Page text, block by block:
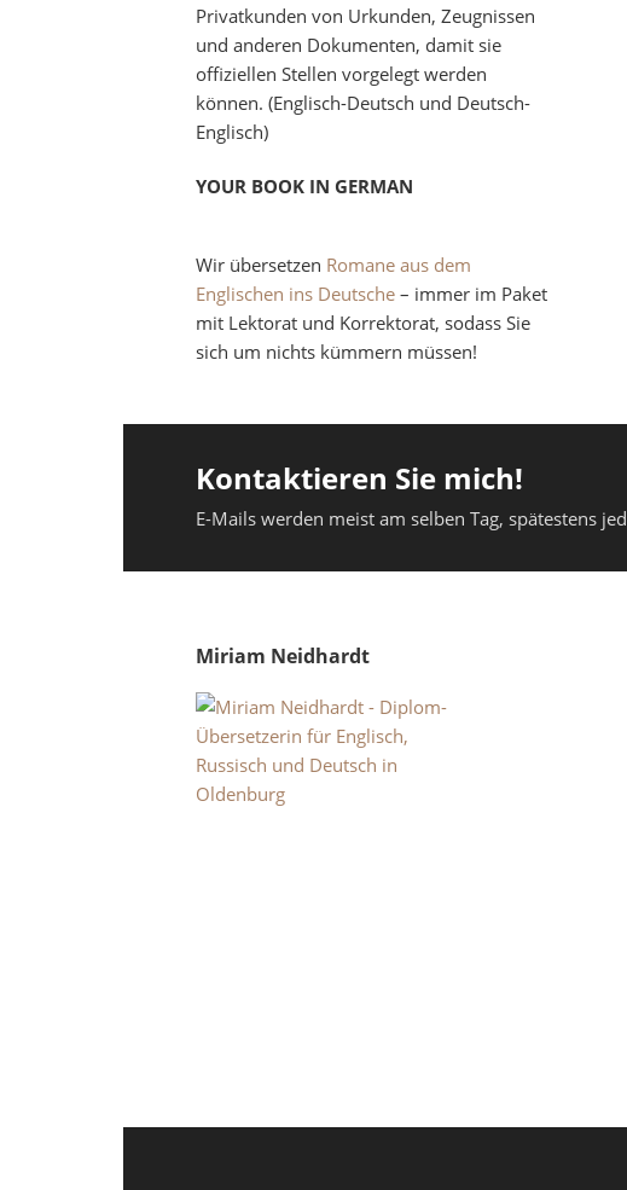
Privatkunden von Urkunden, Zeugnissen
und anderen Dokumenten, damit sie
offiziellen Stellen vorgelegt werden
können. (Englisch-Deutsch und Deutsch-
Englisch)
YOUR BOOK IN GERMAN
Wir übersetzen Romane aus dem
Englischen ins Deutsche – immer im Paket
mit Lektorat und Korrektorat, sodass Sie
sich um nichts kümmern müssen!
Kontaktieren Sie mich!
E-Mails werden meist am selben Tag, spätestens
Miriam Neidhardt